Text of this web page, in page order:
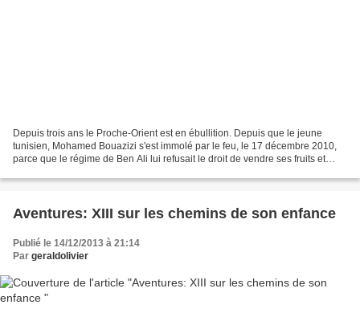
Depuis trois ans le Proche-Orient est en ébullition. Depuis que le jeune
tunisien, Mohamed Bouazizi s'est immolé par le feu, le 17 décembre 2010,
parce que le régime de Ben Ali lui refusait le droit de vendre ses fruits et
Aventures: XIII sur les chemins de son enfance
Publié le 14/12/2013 à 21:14
Par geraldolivier